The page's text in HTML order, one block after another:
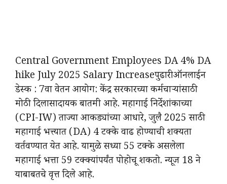
Central Government Employees DA 4% DA
hike July 2025 Salary Increaseपुढारी ऑनलाईन
डेस्क : 7वा वेतन आयोग: केंद्र सरकारच्या कर्मचाऱ्यांसाठी
मोठी दिलासादायक बातमी आहे. महागाई निर्देशांकाच्या
(CPI-IW) ताज्या आकड्यांच्या आधारे, जुलै 2025 साठी
महागाई भत्त्यात (DA) 4 टक्के वाढ होण्याची शक्यता
वर्तवण्यात येत आहे. यामुळे सध्या 55 टक्के असलेला
महागाई भत्ता 59 टक्क्यांपर्यंत पोहोचू शकतो. न्यूज 18 ने
याबाबतचे वृत्त दिले आहे.